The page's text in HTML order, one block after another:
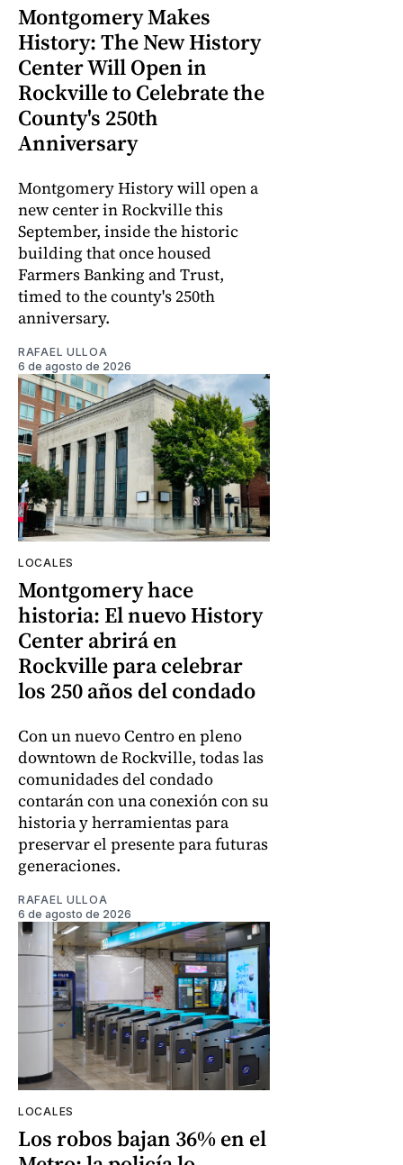
Montgomery Makes
History: The New History
Center Will Open in
Rockville to Celebrate the
County's 250th
Anniversary
Montgomery History will open a
new center in Rockville this
September, inside the historic
building that once housed
Farmers Banking and Trust,
timed to the county's 250th
anniversary.
RAFAEL ULLOA
6 de agosto de 2026
LOCALES
Montgomery hace
historia: El nuevo History
Center abrirá en
Rockville para celebrar
los 250 años del condado
Con un nuevo Centro en pleno
downtown de Rockville, todas las
comunidades del condado
contarán con una conexión con su
historia y herramientas para
preservar el presente para futuras
generaciones.
RAFAEL ULLOA
6 de agosto de 2026
LOCALES
Los robos bajan 36% en el